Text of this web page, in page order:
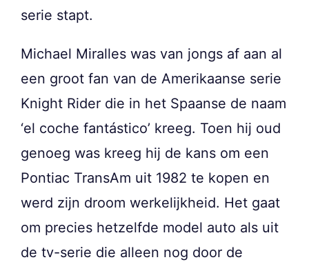
serie stapt.
Michael Miralles was van jongs af aan al
een groot fan van de Amerikaanse serie
Knight Rider die in het Spaanse de naam
‘el coche fantástico’ kreeg. Toen hij oud
genoeg was kreeg hij de kans om een
Pontiac TransAm uit 1982 te kopen en
werd zijn droom werkelijkheid. Het gaat
om precies hetzelfde model auto als uit
de tv-serie die alleen nog door de